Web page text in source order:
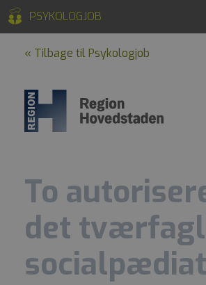
PSYKOLOGJOB
« Tilbage til Psykologjob
To
det